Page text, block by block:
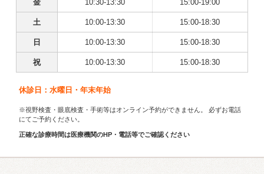
金 10:30-13:30 15:00-19:00
土 10:00-13:30 15:00-18:30
日 10:00-13:30 15:00-18:30
祝 10:00-13:30 15:00-18:30
休診日：水曜日・年末年始
※視野検査・眼底検査・手術等はオンライン予約ができません。 必ずお電話
にてご予約ください。
正確な診療時間は医療機関のHP・電話等でご確認ください